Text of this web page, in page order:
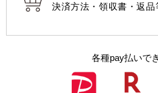
決済方法・領収書・返品
各種pay払いで